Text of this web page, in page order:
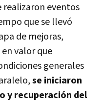
realizaron eventos
que se llevó
de mejoras,
valor que
generales
se iniciaron
y recuperación del